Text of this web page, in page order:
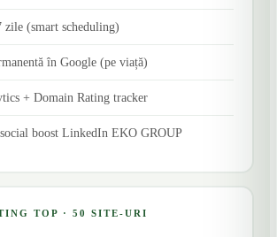
(smart scheduling)
în Google (pe viață)
+ Domain Rating tracker
boost LinkedIn EKO GROUP
TOP · 50 SITE-URI